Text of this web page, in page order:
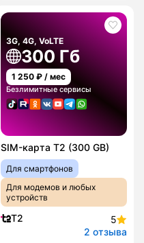
3G, 4G, VoLTE
300 Гб
1 250 ₽ / мес
Безлимитные сервисы
SIM-карта T2 (300 GB)
Для смартфонов
Для модемов и любых
устройств
T2
5
2 отзыва